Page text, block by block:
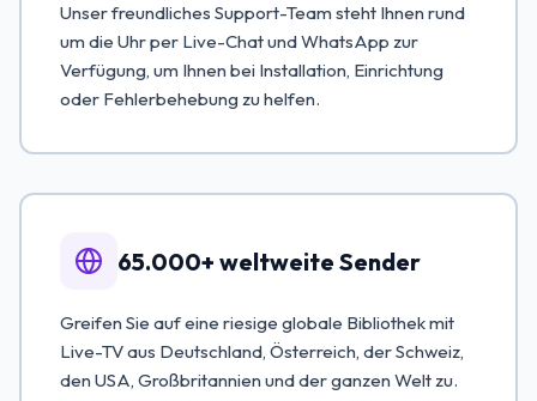
Unser freundliches Support-Team steht Ihnen rund
um die Uhr per Live-Chat und WhatsApp zur
Verfügung, um Ihnen bei Installation, Einrichtung
oder Fehlerbehebung zu helfen.
65.000+ weltweite Sender
Greifen Sie auf eine riesige globale Bibliothek mit
Live-TV aus Deutschland, Österreich, der Schweiz,
den USA, Großbritannien und der ganzen Welt zu.